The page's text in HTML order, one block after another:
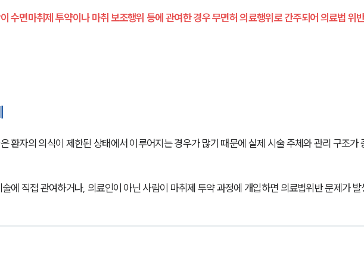
수면마취제 투약이나 마취 보조행위 등에 관여한 경우 무면허 의료행위로 간주되어 의료법 위
환자의 의식이 제한된 상태에서 이루어지는 경우가 많기 때문에 실제 시술 주체와 관리 구조가
에 직접 관여하거나, 의료인이 아닌 사람이 마취제 투약 과정에 개입하면 의료법위반 문제가 발